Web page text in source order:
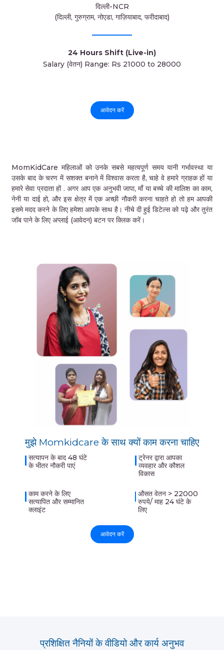
दिल्ली-NCR
(दिल्ली, गुरुग्राम, नोएडा, गाज़ियाबाद, फरीदाबाद)
24 Hours Shift (Live-in)
Salary (वेतन) Range: Rs 21000 to 28000
आवेदन करें
MomKidCare महिलाओं को उनके सबसे महत्वपूर्ण समय यानी गर्भावस्था या
उसके बाद के चरण में सशक्त बनाने में विश्वास करता है, चाहे वे हमारे ग्राहक हों या
हमारे सेवा प्रदाता हों . अगर आप एक अनुभवी जापा, माँ या बच्चे की मालिश का काम,
नेनी या दाई हो, और इस क्षेत्र में एक अच्छी नौकरी करना चाहते हो तो हम आपकी
इसमे मदद करने के लिए हमेशा आपके साथ है। नीचे दी हुई डिटेल्स को पढ़े और तुरंत
जॉब पाने के लिए अप्लाई (आवेदन) बटन पर क्लिक करें।
मुझे Momkidcare के साथ क्यों काम करना चाहिए
सत्यापन के बाद 48 घंटे
के भीतर नौकरी पाएं
ट्रेनर द्वारा आपका
व्यवहार और कौशल
विकास
काम करने के लिए
सत्यापित और सम्मानित
क्लाइंट
औसत वेतन > 22000
रुपये/ माह 24 घंटे के
लिए
आवेदन करें
प्रशिक्षित नैनियों के वीडियो और कार्य अनुभव